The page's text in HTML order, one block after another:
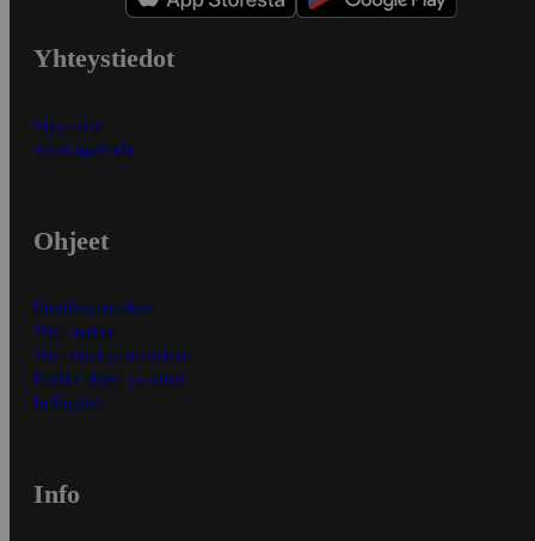
Yhteystiedot
Myymälät
Asiakaspalvelu
Ohjeet
Ensitilaajan ohjeet
Näin maksat
Näin tilaat ja muokkaat
Kaikki ohjeet ja vinkit
In English
Info